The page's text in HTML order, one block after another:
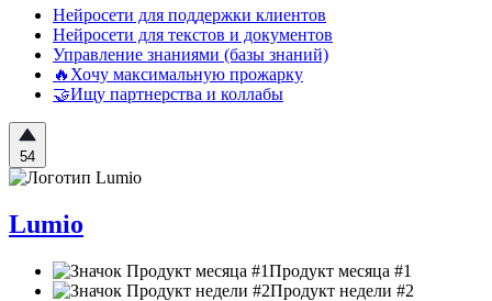
Нейросети для поддержки клиентов
Нейросети для текстов и документов
Управление знаниями (базы знаний)
🔥Хочу максимальную прожарку
🤝Ищу партнерства и коллабы
54
Lumio
Продукт месяца #1
Продукт недели #2